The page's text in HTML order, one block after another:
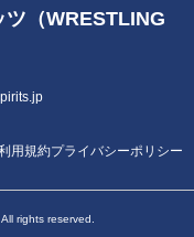
（WRESTLING
用規約プライバシーポリシー
rights reserved.